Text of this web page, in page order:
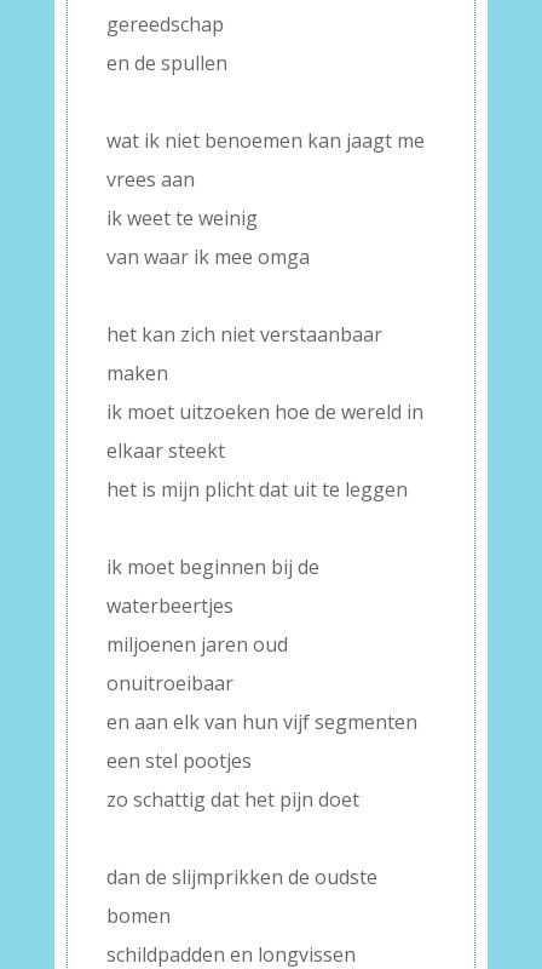
gereedschap
en de spullen
wat ik niet benoemen kan jaagt me
vrees aan
ik weet te weinig
van waar ik mee omga
het kan zich niet verstaanbaar
maken
ik moet uitzoeken hoe de wereld in
elkaar steekt
het is mijn plicht dat uit te leggen
ik moet beginnen bij de
waterbeertjes
miljoenen jaren oud
onuitroeibaar
en aan elk van hun vijf segmenten
een stel pootjes
zo schattig dat het pijn doet
dan de slijmprikken de oudste
bomen
schildpadden en longvissen